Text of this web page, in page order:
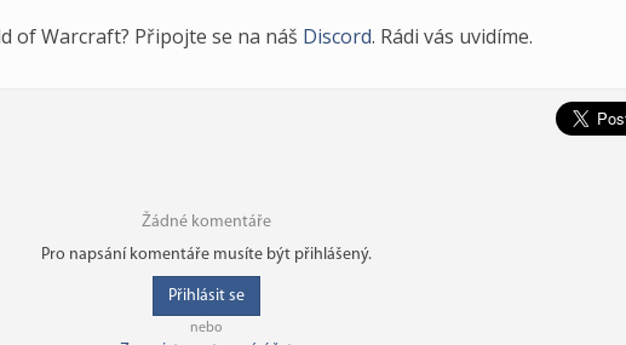
of Warcraft? Připojte se na náš Discord. Rádi vás uvidíme.
Žádné komentáře
Pro napsání komentáře musíte být přihlášený.
Přihlásit se
nebo